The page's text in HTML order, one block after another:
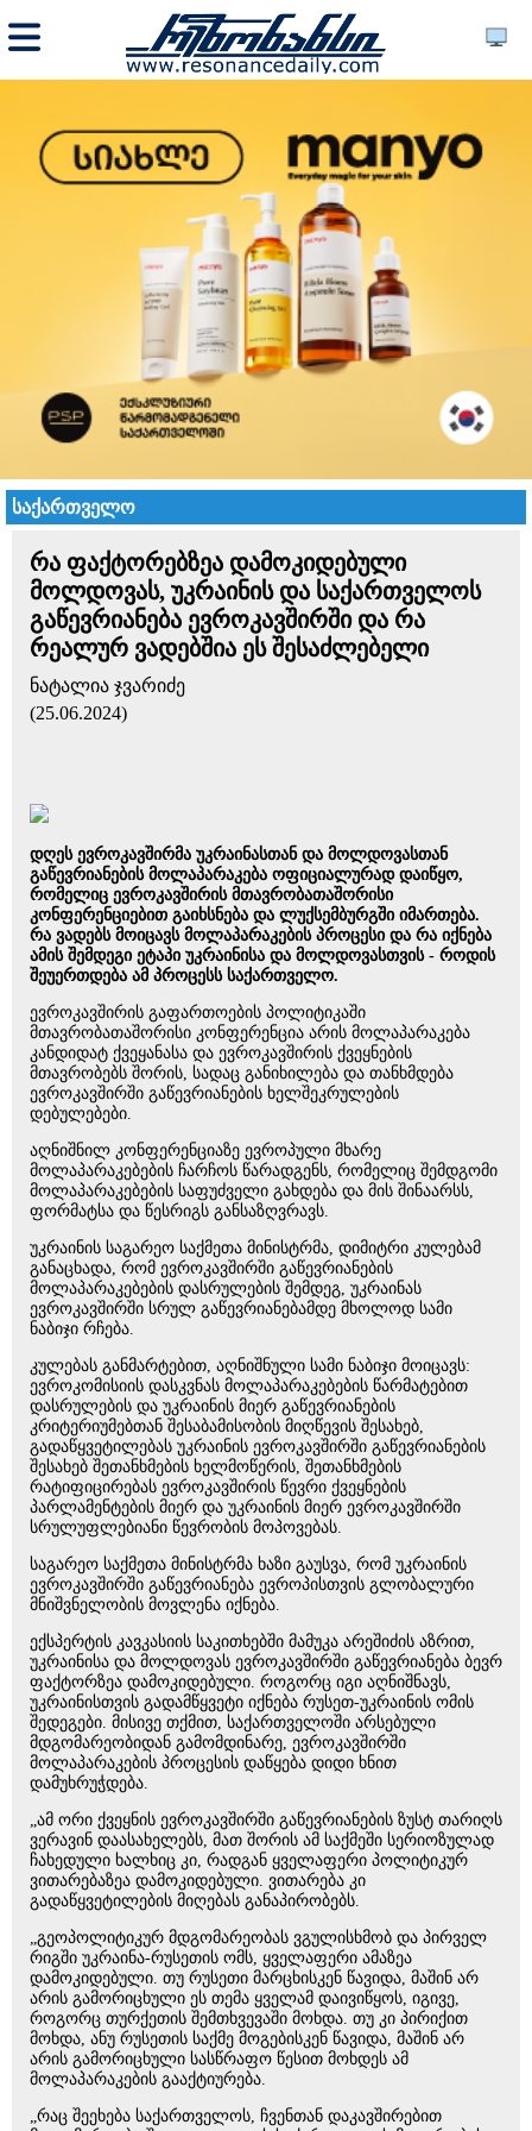
საქართველო
რა ფაქტორებზეა დამოკიდებული
მოლდოვას, უკრაინის და საქართველოს
გაწევრიანება ევროკავშირში და რა
რეალურ ვადებშია ეს შესაძლებელი
ნატალია ჯვარიძე
(25.06.2024)
დღეს ევროკავშირმა უკრაინასთან და მოლდოვასთან
გაწევრიანების მოლაპარაკება ოფიციალურად დაიწყო,
რომელიც ევროკავშირის მთავრობათაშორისი
კონფერენციებით გაიხსნება და ლუქსემბურგში იმართება.
რა ვადებს მოიცავს მოლაპარაკების პროცესი და რა იქნება
ამის შემდეგი ეტაპი უკრაინისა და მოლდოვასთვის - როდის
შეუერთდება ამ პროცესს საქართველო.
ევროკავშირის გაფართოების პოლიტიკაში
მთავრობათაშორისი კონფერენცია არის მოლაპარაკება
კანდიდატ ქვეყანასა და ევროკავშირის ქვეყნების
მთავრობებს შორის, სადაც განიხილება და თანხმდება
ევროკავშირში გაწევრიანების ხელშეკრულების
დებულებები.
აღნიშნილ კონფერენციაზე ევროპული მხარე
მოლაპარაკებების ჩარჩოს წარადგენს, რომელიც შემდგომი
მოლაპარაკებების საფუძველი გახდება და მის შინაარსს,
ფორმატსა და წესრიგს განსაზღვრავს.
უკრაინის საგარეო საქმეთა მინისტრმა, დიმიტრი კულებამ
განაცხადა, რომ ევროკავშირში გაწევრიანების
მოლაპარაკებების დასრულების შემდეგ, უკრაინას
ევროკავშირში სრულ გაწევრიანებამდე მხოლოდ სამი
ნაბიჯი რჩება.
კულებას განმარტებით, აღნიშნული სამი ნაბიჯი მოიცავს:
ევროკომისიის დასკვნას მოლაპარაკებების წარმატებით
დასრულების და უკრაინის მიერ გაწევრიანების
კრიტერიუმებთან შესაბამისობის მიღწევის შესახებ,
გადაწყვეტილებას უკრაინის ევროკავშირში გაწევრიანების
შესახებ შეთანხმების ხელმოწერის, შეთანხმების
რატიფიცირებას ევროკავშირის წევრი ქვეყნების
პარლამენტების მიერ და უკრაინის მიერ ევროკავშირში
სრულუფლებიანი წევრობის მოპოვებას.
საგარეო საქმეთა მინისტრმა ხაზი გაუსვა, რომ უკრაინის
ევროკავშირში გაწევრიანება ევროპისთვის გლობალური
მნიშვნელობის მოვლენა იქნება.
ექსპერტის კავკასიის საკითხებში მამუკა არეშიძის აზრით,
უკრაინისა და მოლდოვას ევროკავშირში გაწევრიანება ბევრ
ფაქტორზეა დამოკიდებული. როგორც იგი აღნიშნავს,
უკრაინისთვის გადამწყვეტი იქნება რუსეთ-უკრაინის ომის
შედეგები. მისივე თქმით, საქართველოში არსებული
მდგომარეობიდან გამომდინარე, ევროკავშირში
მოლაპარაკების პროცესის დაწყება დიდი ხნით
დამუხრუჭდება.
„ამ ორი ქვეყნის ევროკავშირში გაწევრიანების ზუსტ თარიღს
ვერავინ დაასახელებს, მათ შორის ამ საქმეში სერიოზულად
ჩახედული ხალხიც კი, რადგან ყველაფერი პოლიტიკურ
ვითარებაზეა დამოკიდებული. ვითარება კი
გადაწყვეტილების მიღებას განაპირობებს.
„გეოპოლიტიკურ მდგომარეობას ვგულისხმობ და პირველ
რიგში უკრაინა-რუსეთის ომს, ყველაფერი ამაზეა
დამოკიდებული. თუ რუსეთი მარცხისკენ წავიდა, მაშინ არ
არის გამორიცხული ეს თემა ყველამ დაივიწყოს, იგივე,
როგორც თურქეთის შემთხვევაში მოხდა. თუ კი პირიქით
მოხდა, ანუ რუსეთის საქმე მოგებისკენ წავიდა, მაშინ არ
არის გამორიცხული სასწრაფო წესით მოხდეს ამ
მოლაპარაკების გააქტიურება.
„რაც შეეხება საქართველოს, ჩვენთან დაკავშირებით